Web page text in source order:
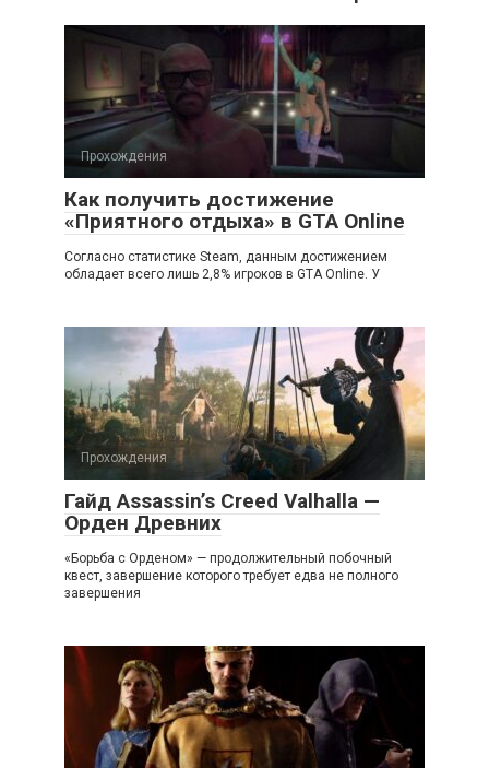
Прохождения
Как получить достижение
«Приятного отдыха» в GTA Online
Согласно статистике Steam, данным достижением
обладает всего лишь 2,8% игроков в GTA Online. У
Прохождения
Гайд Assassin’s Creed Valhalla —
Орден Древних
«Борьба с Орденом» — продолжительный побочный
квест, завершение которого требует едва не полного
завершения